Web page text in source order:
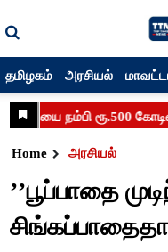
தமிழகம் அரசியல்
Home அரசியல்
’’பூப்பாதை